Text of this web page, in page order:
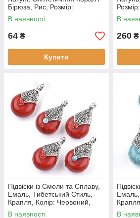
Бірюза, Рис, Розмір:
17~19x8~9 мм, Отвір 1.5 мм,
(2 шт)
В наявності
64 ₴
Купити
5.5мм,
В
260 ₴
Підвіски із Смоли та Сплаву,
Емаль, Тибетський Стиль,
Крапля, Колір: Червоний,
Розмір: 28х16х14мм, (5 шт)
В наявності
Емаль,
В